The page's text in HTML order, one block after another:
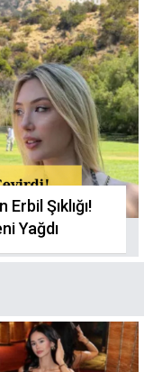
Şıklığı!
Yağdı